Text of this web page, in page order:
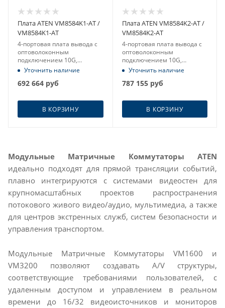
Плата ATEN VM8584K1-AT /
VM8584K1-AT
4-портовая плата вывода c
оптоволоконным
подключением 10G,
комплект K1, многомод
Уточнить наличие
692 664 руб
В КОРЗИНУ
Плата ATEN VM8584K2-AT /
VM8584K2-AT
4-портовая плата вывода c
оптоволоконным
подключением 10G,
комплект K2, одномод
Уточнить наличие
787 155руб
В КОРЗИНУ
Модульные Матричные Коммутаторы ATEN
идеально подходят для прямой трансляции событий,
плавно интегрируются с системами видеостен для
крупномасштабных проектов распространения
потокового живого видео/аудио, мультимедиа, а также
для центров экстренных служб, систем безопасности и
управления транспортом.
Модульные Mатричные Коммутаторы VM1600 и
VM3200 позволяют создавать A/V структуры,
соответствующие требованиями пользователей, c
удаленным доступом и управлением в реальном
времени до 16/32 видеоисточников и мониторов